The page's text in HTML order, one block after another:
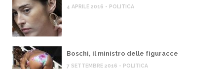
4 APRILE 2016 - POLITICA
Boschi, il ministro delle figuracce
7 SETTEMBRE 2016 - POLITICA